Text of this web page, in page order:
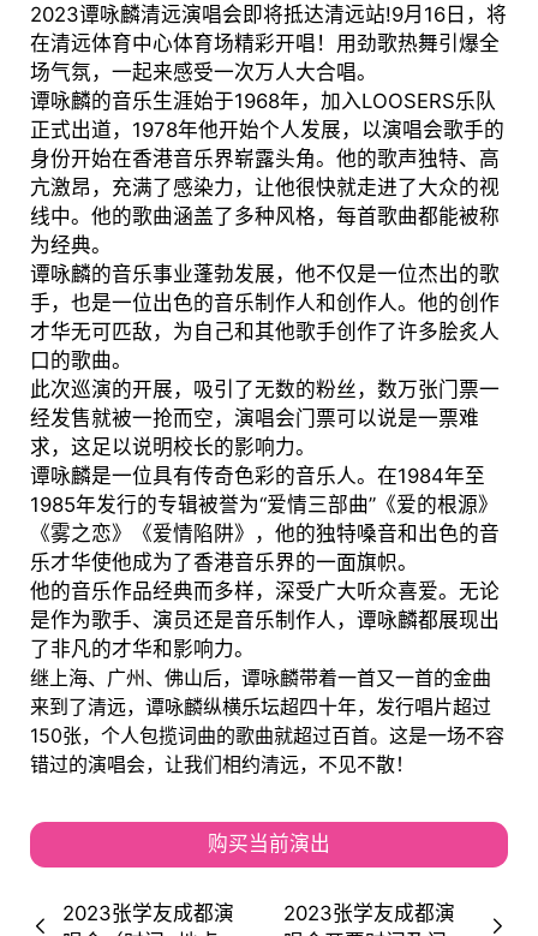
2023谭咏麟清远演唱会即将抵达清远站!9月16日，将
在清远体育中心体育场精彩开唱！用劲歌热舞引爆全
场气氛，一起来感受一次万人大合唱。
谭咏麟的音乐生涯始于1968年，加入LOOSERS乐队
正式出道，1978年他开始个人发展，以演唱会歌手的
身份开始在香港音乐界崭露头角。他的歌声独特、高
亢激昂，充满了感染力，让他很快就走进了大众的视
线中。他的歌曲涵盖了多种风格，每首歌曲都能被称
为经典。
谭咏麟的音乐事业蓬勃发展，他不仅是一位杰出的歌
手，也是一位出色的音乐制作人和创作人。他的创作
才华无可匹敌，为自己和其他歌手创作了许多脍炙人
口的歌曲。
此次巡演的开展，吸引了无数的粉丝，数万张门票一
经发售就被一抢而空，演唱会门票可以说是一票难
求，这足以说明校长的影响力。
谭咏麟是一位具有传奇色彩的音乐人。在1984年至
1985年发行的专辑被誉为“爱情三部曲”《爱的根源》
《雾之恋》《爱情陷阱》，他的独特嗓音和出色的音
乐才华使他成为了香港音乐界的一面旗帜。
他的音乐作品经典而多样，深受广大听众喜爱。无论
是作为歌手、演员还是音乐制作人，谭咏麟都展现出
了非凡的才华和影响力。
继上海、广州、佛山后，谭咏麟带着一首又一首的金曲
来到了清远，谭咏麟纵横乐坛超四十年，发行唱片超过
150张，个人包揽词曲的歌曲就超过百首。这是一场不容
错过的演唱会，让我们相约清远，不见不散！
购买当前演出
2023张学友成都演
2023张学友成都演